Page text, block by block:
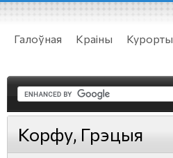
Галоўная Краіны Курорты
Корфу, Грэцыя